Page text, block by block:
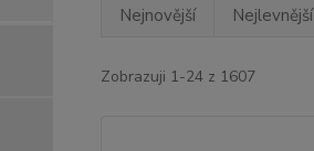
Nejnovější Nejlevnější
Zobrazuji 1-24 z 1607